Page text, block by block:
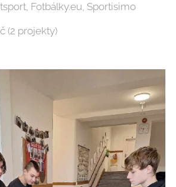
Fotbálky.eu, Sportisimo
(2 projekty)